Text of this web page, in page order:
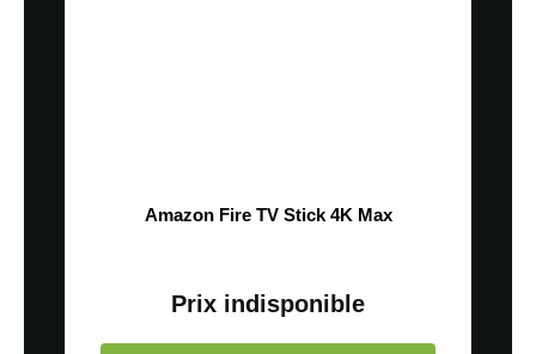
Amazon Fire TV Stick 4K Max
Prix indisponible